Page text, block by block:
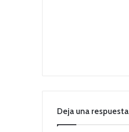
Deja una respuesta